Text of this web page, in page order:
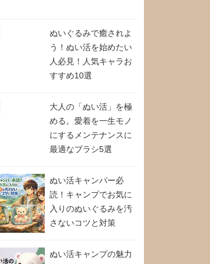
ぬいぐるみで癒されよ
う！ぬい活を始めたい
人必見！人気キャラお
すすめ10選
大人の「ぬい活」を極
める。愛着を一生モノ
にするメンテナンスに
最適なブラシ5選
ぬい活キャンパー必
読！キャンプでお気に
入りのぬいぐるみを汚
さないコツと対策
ぬい活キャンプの魅力